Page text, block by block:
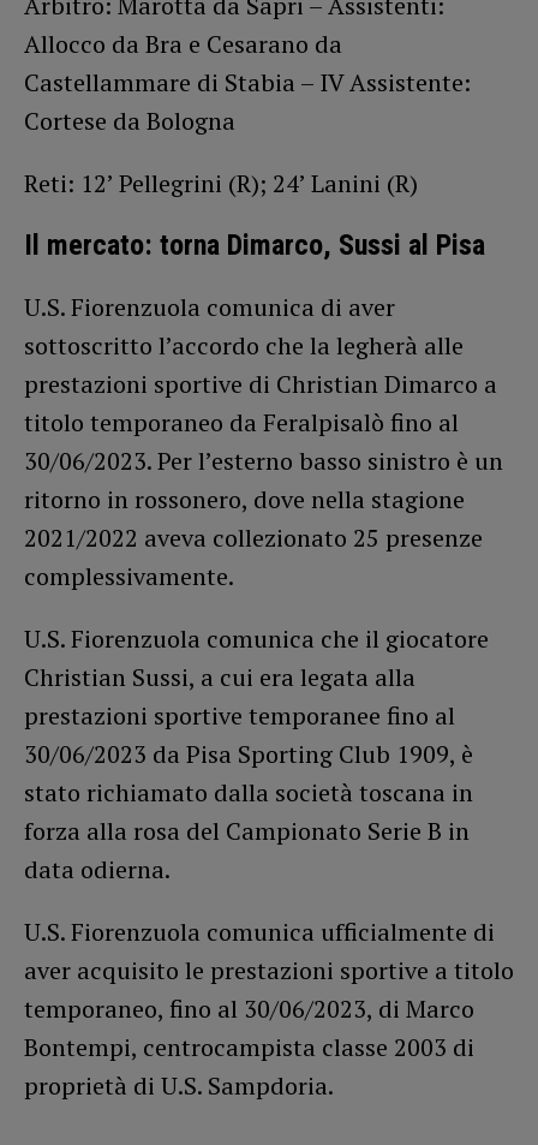
Allocco da Bra e Cesarano da
Castellammare di Stabia – IV Assistente:
Cortese da Bologna
Reti: 12’ Pellegrini (R); 24’ Lanini (R)
Il mercato: torna Dimarco, Sussi al Pisa
U.S. Fiorenzuola comunica di aver
sottoscritto l’accordo che la legherà alle
prestazioni sportive di Christian Dimarco a
titolo temporaneo da Feralpisalò fino al
30/06/2023. Per l’esterno basso sinistro è un
ritorno in rossonero, dove nella stagione
2021/2022 aveva collezionato 25 presenze
complessivamente.
U.S. Fiorenzuola comunica che il giocatore
Christian Sussi, a cui era legata alla
prestazioni sportive temporanee fino al
30/06/2023 da Pisa Sporting Club 1909, è
stato richiamato dalla società toscana in
forza alla rosa del Campionato Serie B in
data odierna.
U.S. Fiorenzuola comunica ufficialmente di
aver acquisito le prestazioni sportive a titolo
temporaneo, fino al 30/06/2023, di Marco
Bontempi, centrocampista classe 2003 di
proprietà di U.S. Sampdoria.